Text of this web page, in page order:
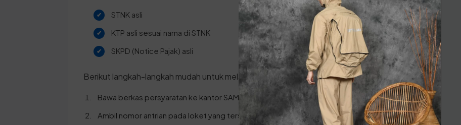
STNK asli
KTP asli sesuai nama di STNK
SKPD (Notice Pajak) asli
Berikut langkah-langkah mudah untuk melakukan prosesnya:
Bawa berkas persyaratan ke kantor SAMSAT terdekat di Mamasa.
Ambil nomor antrian pada loket yang tersedia.